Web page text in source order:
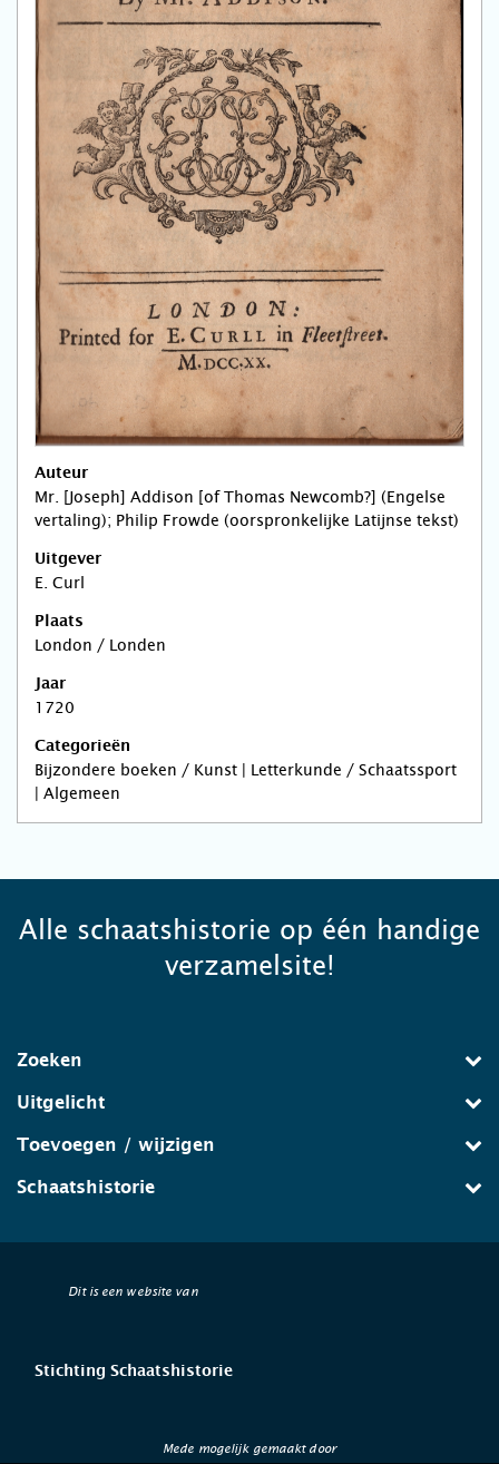
Auteur
Mr. [Joseph] Addison [of Thomas Newcomb?] (Engelse
vertaling); Philip Frowde (oorspronkelijke Latijnse tekst)
Uitgever
E. Curl
Plaats
London / Londen
Jaar
1720
Categorieën
Bijzondere boeken / Kunst | Letterkunde / Schaatssport
| Algemeen
Alle schaatshistorie op één handige
verzamelsite!
Zoeken
Uitgelicht
Toevoegen / wijzigen
Schaatshistorie
Dit is een website van
Stichting Schaatshistorie
Mede mogelijk gemaakt door